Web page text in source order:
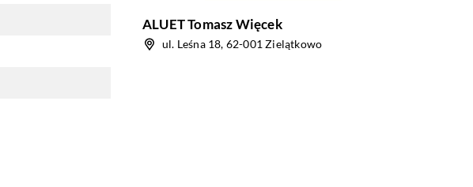
ALUET Tomasz Więcek
ul. Leśna 18, 62-001 Zielątkowo